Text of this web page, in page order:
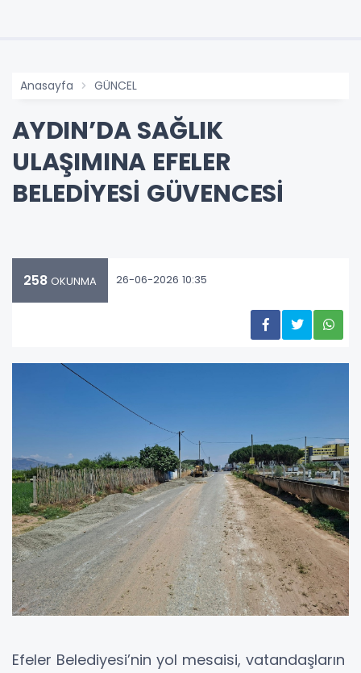
Anasayfa GÜNCEL
AYDIN’DA SAĞLIK
ULAŞIMINA EFELER
BELEDİYESİ GÜVENCESİ
258 OKUNMA 26-06-2026 10:35
Efeler Belediyesi’nin yol mesaisi, vatandaşların